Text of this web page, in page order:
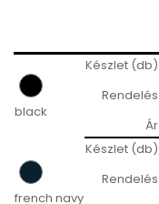
black
Készlet (db)
Rendelés
Ár
french navy
Készlet (db)
Rendelés